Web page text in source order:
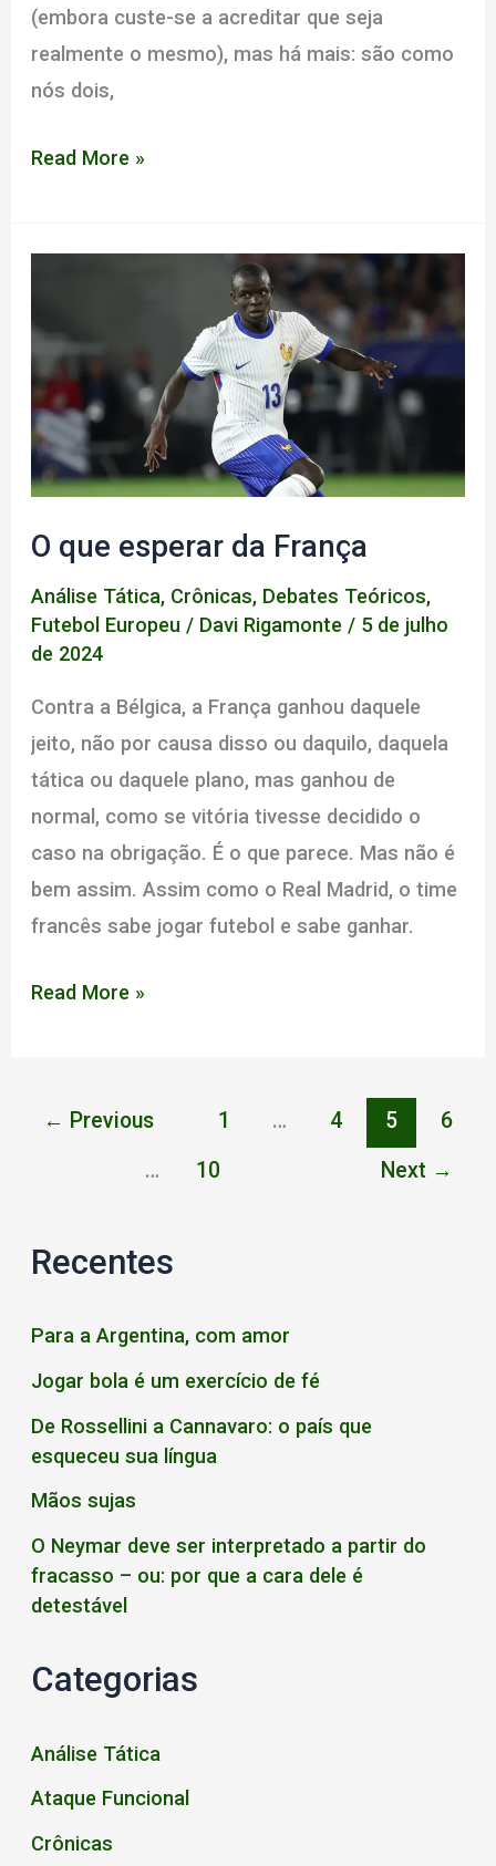
(embora custe-se a acreditar que seja
realmente o mesmo), mas há mais: são como
nós dois,
Amor
Read More »
O que esperar da França
Análise Tática, Crônicas, Debates Teóricos,
Futebol Europeu / Davi Rigamonte / 5 de julho
de 2024
Contra a Bélgica, a França ganhou daquele
jeito, não por causa disso ou daquilo, daquela
tática ou daquele plano, mas ganhou de
normal, como se vitória tivesse decidido o
caso na obrigação. É o que parece. Mas não é
bem assim. Assim como o Real Madrid, o time
francês sabe jogar futebol e sabe ganhar.
O
Read More »
← Previous 1 … 4 5
6
…
10 Next →
Recentes
Para a Argentina, com amor
Jogar bola é um exercício de fé
De Rossellini a Cannavaro: o país que
esqueceu sua língua
Mãos sujas
O Neymar deve ser interpretado a partir do
fracasso – ou: por que a cara dele é
detestável
Categorias
Análise Tática
Ataque Funcional
Crônicas